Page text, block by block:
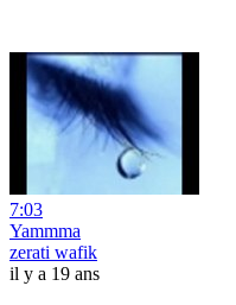
7:03
Yammma
zerati wafik
il y a 19 ans